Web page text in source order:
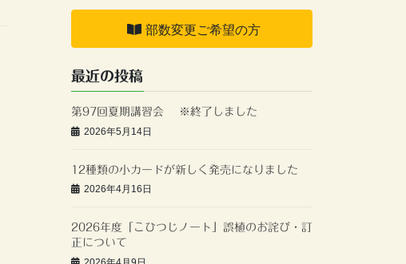
部数変更ご希望の方
最近の投稿
第97回夏期講習会 ※終了しました
2026年5月14日
12種類の小カードが新しく発売になりました
2026年4月16日
2026年度「こひつじノート」誤植のお詫び・訂
正について